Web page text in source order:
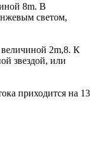
8m. В
светом,
величиной 2m,8. К
звездой, или
приходится на 13